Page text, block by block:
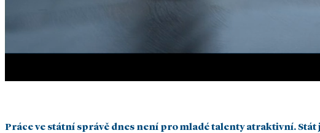
Práce ve státní správě dnes není pro mladé talenty atraktivní.